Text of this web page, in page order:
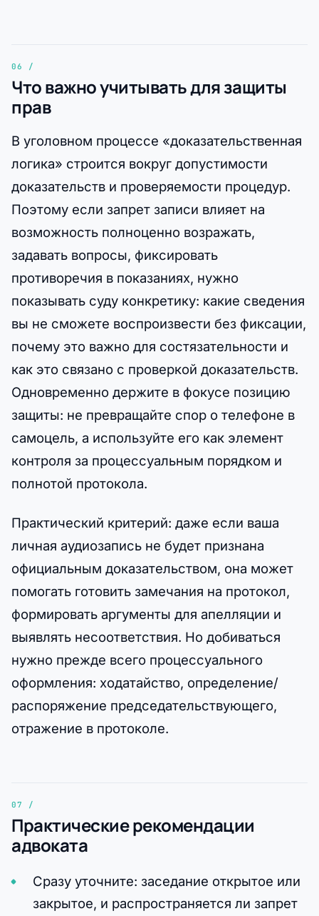
Что важно учитывать для защиты
прав
В уголовном процессе «доказательственная
логика» строится вокруг допустимости
доказательств и проверяемости процедур.
Поэтому если запрет записи влияет на
возможность полноценно возражать,
задавать вопросы, фиксировать
противоречия в показаниях, нужно
показывать суду конкретику: какие сведения
вы не сможете воспроизвести без фиксации,
почему это важно для состязательности и
как это связано с проверкой доказательств.
Одновременно держите в фокусе позицию
защиты: не превращайте спор о телефоне в
самоцель, а используйте его как элемент
контроля за процессуальным порядком и
полнотой протокола.
Практический критерий: даже если ваша
личная аудиозапись не будет признана
официальным доказательством, она может
помогать готовить замечания на протокол,
формировать аргументы для апелляции и
выявлять несоответствия. Но добиваться
нужно прежде всего процессуального
оформления: ходатайство, определение/
распоряжение председательствующего,
отражение в протоколе.
Практические рекомендации
адвоката
Сразу уточните: заседание открытое или
закрытое, и распространяется ли запрет